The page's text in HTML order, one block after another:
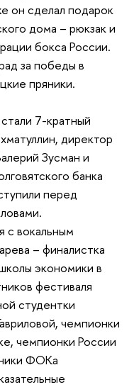
он сделал подарок
дома – рюкзак и
бокса России.
за победы в
пряники.
7-кратный
директор
Зусман и
банка
перед
с вокальным
– финалистка
экономики в
фестиваля
студентки
чемпионки
чемпионки России
ФОКа